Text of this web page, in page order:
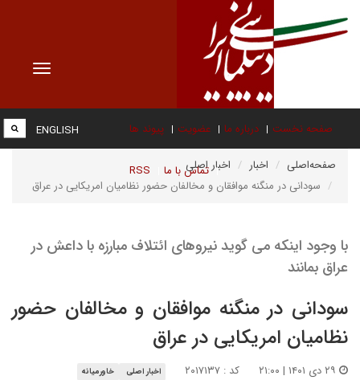
Toggle
صفحه نخست درباره ما عضویت پیوند ها
تماس با ما RSS
ENGLISH
صفحه‌اصلی اخبار
اخبار اصلی
سودانی در منگنه موافقان و مخالفان حضور نظامیان امریکایی در عراق
با وجود اینکه می گوید نیروهای ائتلاف مبارزه با داعش در
عراق بمانند
سودانی در منگنه موافقان و مخالفان حضور
نظامیان امریکایی در عراق
کد : ۲۰۱۷۱۳۷ اخبار اصلی خاورمیانه